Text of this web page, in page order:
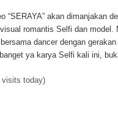
“SERAYA” akan dimanjakan
romantis Selfi dan
dancer dengan
ya karya Selfi kali ini,
visits today)